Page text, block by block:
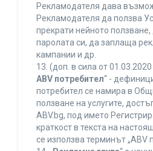
Рекламодателя дава
Рекламодателя да ползва
прекрати нейното
паролата си, да заплаща
кампании и др.
13. (доп. в сила от 01.03.2020
ABV потребител“ -
потребител се намира в
ползване на услугите,
ABV.bg, под името
краткост в текста на
се използва терминът „ABV